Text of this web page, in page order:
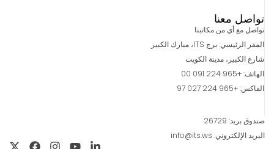
تواصل معنا
تواصل مع أي من مكاتبنا
المقر الرئيسي: برج ITS، مبارك الكبير
شارع الكبير، مدينة الكويت
الهاتف: +965 224 091 00
الفاكس: +965 224 027 97
صندوق بريد: 26729
البريد الإلكتروني: info@its.ws